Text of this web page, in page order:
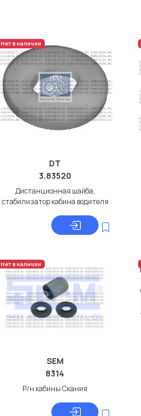
Нет в наличии
DT
3.83520
Дистанционная шайба,
стабилизатор кабина водителя
Нет в наличии
SEM
8314
Р/н кабины Скания